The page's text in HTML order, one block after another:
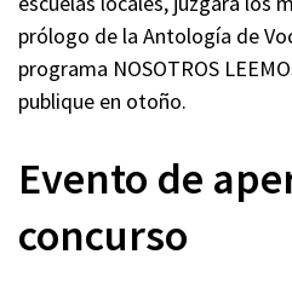
prólogo de la Antología de
programa NOSOTROS
publique en otoño.
Evento de
concurso